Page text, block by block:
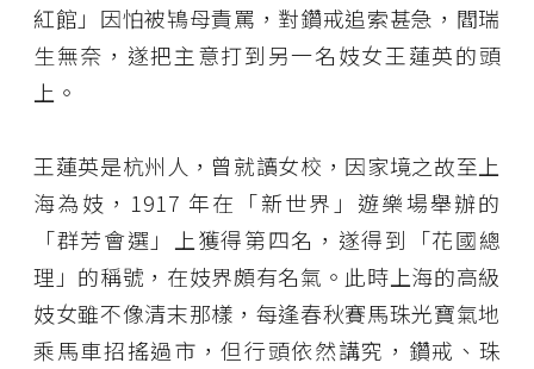
紅館」因怕被鴇母責罵，對鑽戒追索甚急，閻瑞
生無奈，遂把主意打到另一名妓女王蓮英的頭
上。
王蓮英是杭州人，曾就讀女校，因家境之故至上
海為妓，1917 年在「新世界」遊樂場舉辦的
「群芳會選」上獲得第四名，遂得到「花國總
理」的稱號，在妓界頗有名氣。此時上海的高級
妓女雖不像清末那樣，每逢春秋賽馬珠光寶氣地
乘馬車招搖過市，但行頭依然講究，鑽戒、珠